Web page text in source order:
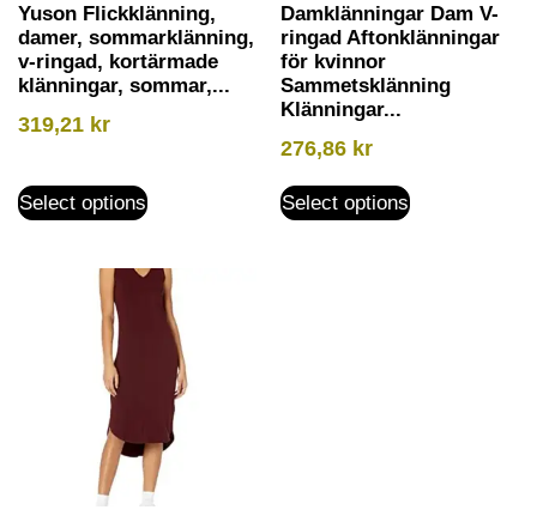
Yuson Flickklänning,
damer, sommarklänning,
v-ringad, kortärmade
klänningar, sommar,...
319,21 kr
Select options
Damklänningar Dam V-
ringad Aftonklänningar
för kvinnor
Sammetsklänning
Klänningar...
276,86 kr
Select options